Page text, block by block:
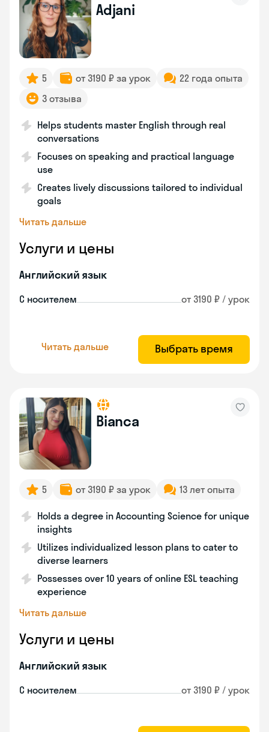
Adjani
5 от 3190 ₽ за урок
22 года опыта
3 отзыва
Helps students master English through real
conversations
Focuses on speaking and practical language
use
Creates lively discussions tailored to individual
goals
Читать дальше
Услуги и цены
Английский язык
С носителем от 3190 ₽ / урок
Читать дальше Выбрать время
Bianca
5 от 3190 ₽ за урок 13 лет опыта
Holds a degree in Accounting Science for unique
insights
Utilizes individualized lesson plans to cater to
diverse learners
Possesses over 10 years of online ESL teaching
experience
Читать дальше
Услуги и цены
Английский язык
С носителем от 3190 ₽ / урок